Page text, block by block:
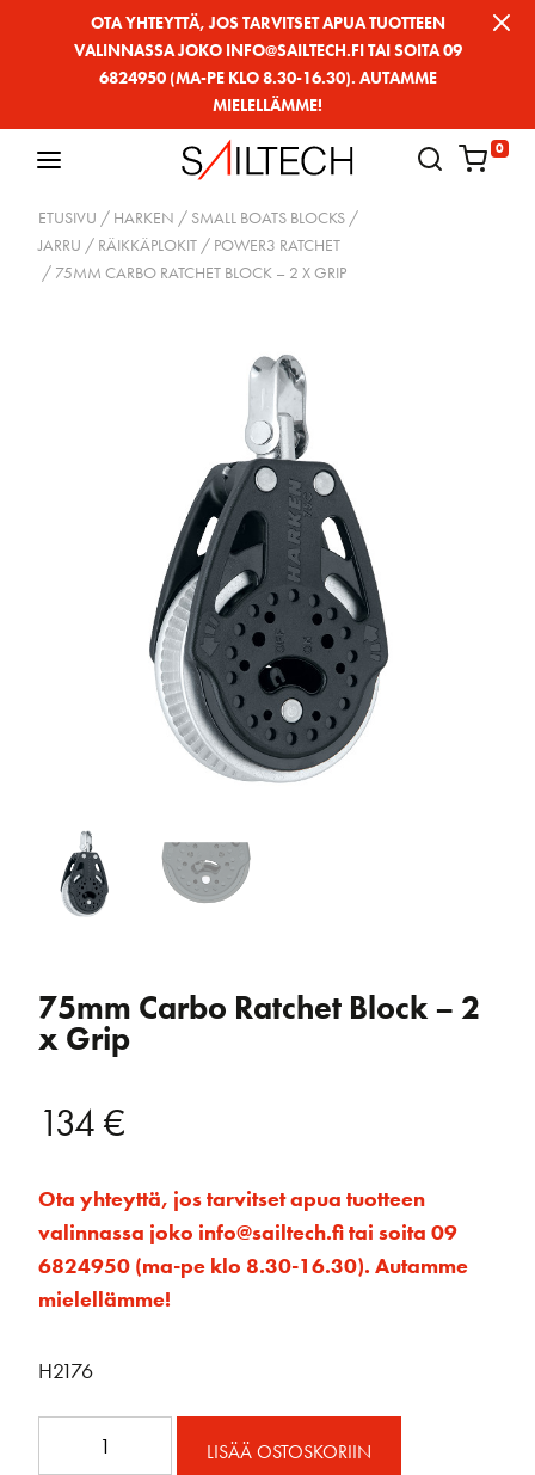
OTA YHTEYTTÄ, JOS TARVITSET APUA TUOTTEEN
VALINNASSA JOKO INFO@SAILTECH.FI TAI SOITA 09
6824950 (MA-PE KLO 8.30-16.30). AUTAMME
MIELELLÄMME!
0
ETUSIVU / HARKEN / SMALL BOATS BLOCKS /
JARRU / RÄIKKÄPLOKIT / POWER3 RATCHET
/ 75MM CARBO RATCHET BLOCK – 2 X GRIP
75mm Carbo Ratchet Block – 2
x Grip
134€
Ota yhteyttä, jos tarvitset apua tuotteen
valinnassa joko info@sailtech.fi tai soita 09
6824950 (ma-pe klo 8.30-16.30). Autamme
mielellämme!
H2176
LISÄÄ OSTOSKORIIN